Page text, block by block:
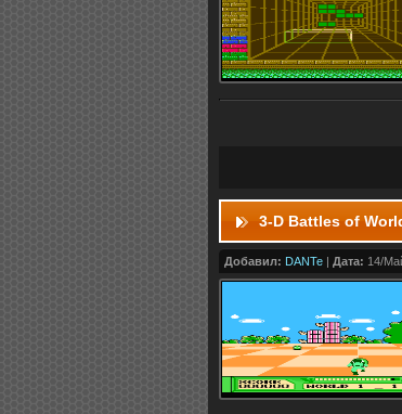
3-D Battles of
Добавил: DANTe | Дата: 14/